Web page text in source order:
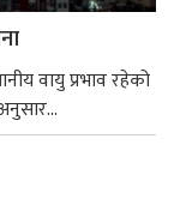
वायु प्रभाव रहेको